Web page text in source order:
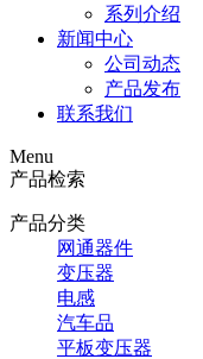
系列介绍
新闻中心
公司动态
产品发布
联系我们
Menu
产品检索
产品分类
网通器件
变压器
电感
汽车品
平板变压器